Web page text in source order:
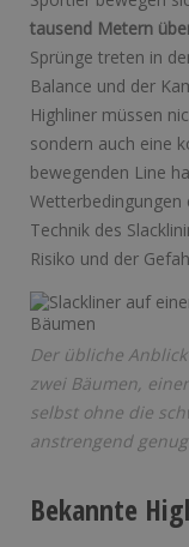
tausend Metern
Sprünge treten in
Balance und der
Highliner müssen
sondern auch eine
bewegenden Line
Wetterbedingungen
Technik des
Risiko und der
Der übliche
zwei Bäumen,
selbst ohne die
anstrengend
Bekannte